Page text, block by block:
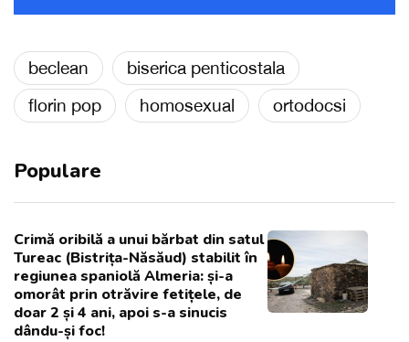
beclean
biserica penticostala
florin pop
homosexual ortodocsi
Populare
Crimă oribilă a unui bărbat din satul
Tureac (Bistrița-Năsăud) stabilit în
regiunea spaniolă Almeria: și-a
omorât prin otrăvire fetițele, de
doar 2 și 4 ani, apoi s-a sinucis
dându-și foc!